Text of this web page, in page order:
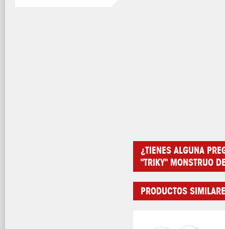
¿TIENES ALGUNA
"TRIKY" MONSTRUO
PRODUCTOS